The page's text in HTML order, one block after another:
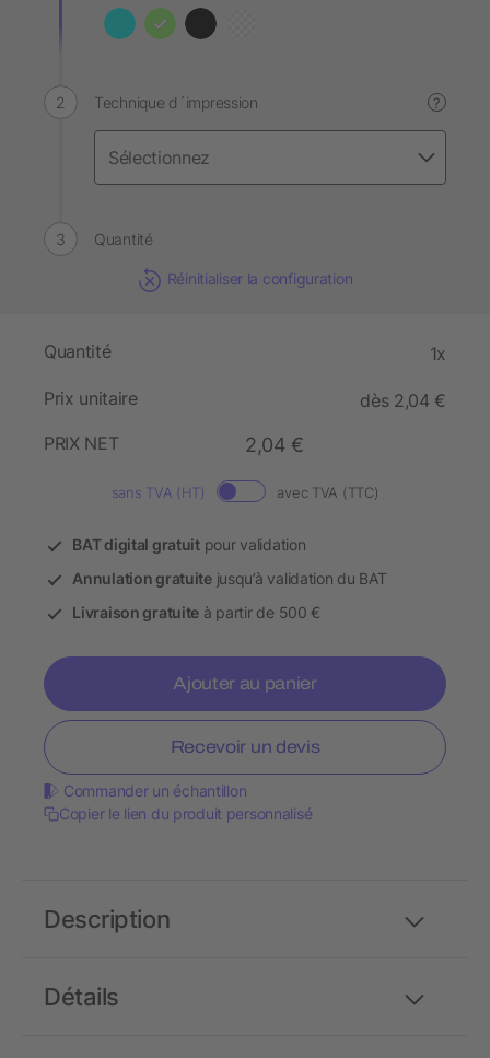
Technique d´impression ?
Quantité
Réinitialiser la configuration
Quantité 1x
Prix unitaire
dès 2,04 €
PRIX NET
2,04 €
sans TVA (HT) avec TVA (TTC)
BAT digital gratuitpour validation
Annulation gratuitejusqu’à validation du BAT
Livraison gratuite à partir de 500 €
Ajouter au panier
Recevoir un devis
Commander un échantillon
Copier le lien du produit personnalisé
Détails
Description